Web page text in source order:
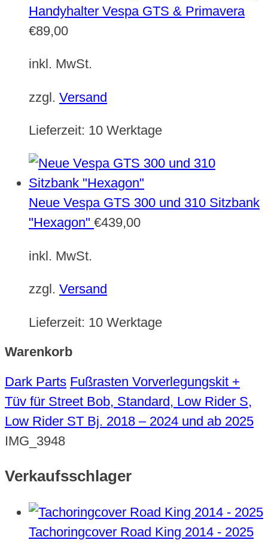
Handyhalter Vespa GTS & Primavera
€89,00
inkl. MwSt.
zzgl. Versand
Lieferzeit: 10 Werktage
Neue Vespa GTS 300 und 310 Sitzbank
"Hexagon" €439,00
inkl. MwSt.
zzgl. Versand
Lieferzeit: 10 Werktage
Warenkorb
Dark Parts Fußrasten Vorverlegungskit +
Tüv für Street Bob, Standard, Low Rider S,
Low Rider ST Bj. 2018 – 2024 und ab 2025
IMG_3948
Verkaufsschlager
Tachoringcover Road King 2014 - 2025